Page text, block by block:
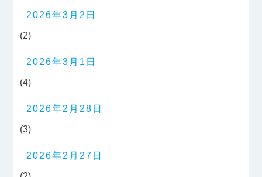
2026年3月2日
(2)
2026年3月1日
(4)
2026年2月28日
(3)
2026年2月27日